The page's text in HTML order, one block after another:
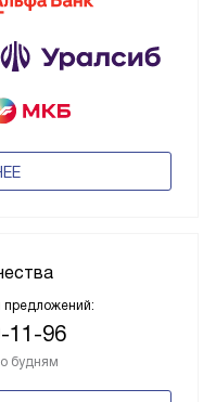
предложений:
11-96
будням